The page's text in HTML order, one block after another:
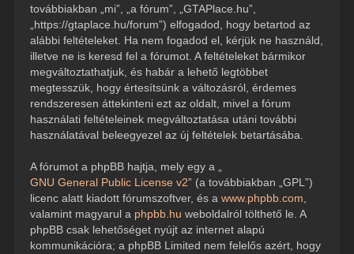
továbbiakban „mi”, „a fórum”, „GTAPlace.hu”,
„https://gtaplace.hu/forum”) elfogadod, hogy betartod az
alábbi feltételeket. Ha nem fogadod el, kérjük ne használd,
illetve ne is keresd fel a fórumot. A feltételeket bármikor
megváltoztathatjuk, és habár a lehető legtöbbet
megtesszük, hogy értesítsünk a változásról, érdemes
rendszeresen áttekinteni ezt az oldalt, mivel a fórum
használati feltételeinek megváltoztatása utáni további
használatával beleegyezel az új feltételek betartásába.
A fórumot a phpBB hajtja, mely egy a „
GNU General Public License v2” (a továbbiakban „GPL”)
licenc alatt kiadott fórumszoftver, és a www.phpbb.com
valamint magyarul a phpbb.hu weboldalról tölthető le. A
phpBB csak lehetőséget nyújt az internet alapú
kommunikációra; a phpBB Limited nem felelős azért, hogy